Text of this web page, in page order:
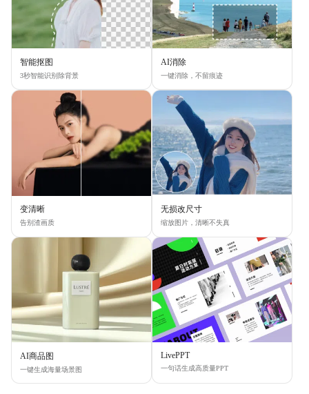
智能抠图
3秒智能识别除背景
AI消除
一键消除，不留痕迹
变清晰
告别渣画质
无损改尺寸
缩放图片，清晰不失真
AI商品图
一键生成海量场景图
LivePPT
一句话生成高质量PPT